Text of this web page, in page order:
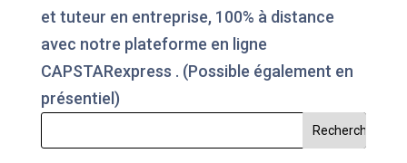
et tuteur en entreprise, 100% à distance
avec notre plateforme en ligne
CAPSTARexpress . (Possible également en
présentiel)